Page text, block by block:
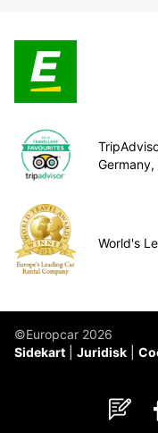
World's
©Europcar 2026
Sidekart
Juridisk